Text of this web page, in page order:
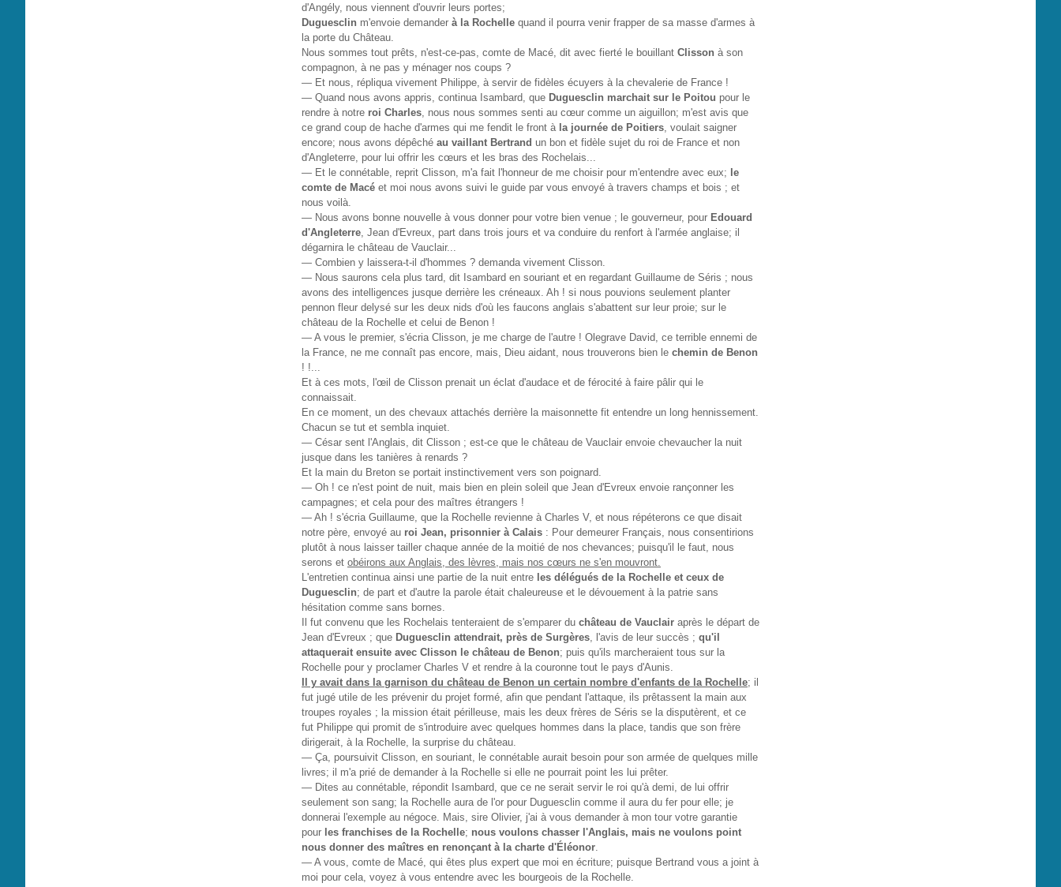
d'Angély, nous viennent d'ouvrir leurs portes;
Duguesclin m'envoie demander à la Rochelle quand il pourra venir frapper de sa masse d'armes à
la porte du Château.
Nous sommes tout prêts, n'est-ce-pas, comte de Macé, dit avec fierté le bouillant Clisson à son
compagnon, à ne pas y ménager nos coups ?
— Et nous, répliqua vivement Philippe, à servir de fidèles écuyers à la chevalerie de France !
— Quand nous avons appris, continua Isambard, que Duguesclin marchait sur le Poitou pour le
rendre à notre roi Charles, nous nous sommes senti au cœur comme un aiguillon; m'est avis que
ce grand coup de hache d'armes qui me fendit le front à la journée de Poitiers, voulait saigner
encore; nous avons dépêché au vaillant Bertrand un bon et fidèle sujet du roi de France et non
d'Angleterre, pour lui offrir les cœurs et les bras des Rochelais...
— Et le connétable, reprit Clisson, m'a fait l'honneur de me choisir pour m'entendre avec eux; le
comte de Macé et moi nous avons suivi le guide par vous envoyé à travers champs et bois ; et
nous voilà.
— Nous avons bonne nouvelle à vous donner pour votre bien venue ; le gouverneur, pour Edouard
d'Angleterre, Jean d'Evreux, part dans trois jours et va conduire du renfort à l'armée anglaise; il
dégarnira le château de Vauclair...
— Combien y laissera-t-il d'hommes ? demanda vivement Clisson.
— Nous saurons cela plus tard, dit Isambard en souriant et en regardant Guillaume de Séris ; nous
avons des intelligences jusque derrière les créneaux. Ah ! si nous pouvions seulement planter
pennon fleur delysé sur les deux nids d'où les faucons anglais s'abattent sur leur proie; sur le
château de la Rochelle et celui de Benon !
— A vous le premier, s'écria Clisson, je me charge de l'autre ! Olegrave David, ce terrible ennemi de
la France, ne me connaît pas encore, mais, Dieu aidant, nous trouverons bien le chemin de Benon
! !...
Et à ces mots, l'œil de Clisson prenait un éclat d'audace et de férocité à faire pâlir qui le
connaissait.
En ce moment, un des chevaux attachés derrière la maisonnette fit entendre un long hennissement.
Chacun se tut et sembla inquiet.
— César sent l'Anglais, dit Clisson ; est-ce que le château de Vauclair envoie chevaucher la nuit
jusque dans les tanières à renards ?
Et la main du Breton se portait instinctivement vers son poignard.
— Oh ! ce n'est point de nuit, mais bien en plein soleil que Jean d'Evreux envoie rançonner les
campagnes; et cela pour des maîtres étrangers !
— Ah ! s'écria Guillaume, que la Rochelle revienne à Charles V, et nous répéterons ce que disait
notre père, envoyé au roi Jean, prisonnier à Calais : Pour demeurer Français, nous consentirions
plutôt à nous laisser tailler chaque année de la moitié de nos chevances; puisqu'il le faut, nous
serons et obéirons aux Anglais, des lèvres, mais nos cœurs ne s'en mouvront.
L'entretien continua ainsi une partie de la nuit entre les délégués de la Rochelle et ceux de
Duguesclin; de part et d'autre la parole était chaleureuse et le dévouement à la patrie sans
hésitation comme sans bornes.
Il fut convenu que les Rochelais tenteraient de s'emparer du château de Vauclair après le départ de
Jean d'Evreux ; que Duguesclin attendrait, près de Surgères, l'avis de leur succès ; qu'il
attaquerait ensuite avec Clisson le château de Benon; puis qu'ils marcheraient tous sur la
Rochelle pour y proclamer Charles V et rendre à la couronne tout le pays d'Aunis.
Il y avait dans la garnison du château de Benon un certain nombre d'enfants de la Rochelle; il
fut jugé utile de les prévenir du projet formé, afin que pendant l'attaque, ils prêtassent la main aux
troupes royales ; la mission était périlleuse, mais les deux frères de Séris se la disputèrent, et ce
fut Philippe qui promit de s'introduire avec quelques hommes dans la place, tandis que son frère
dirigerait, à la Rochelle, la surprise du château.
— Ça, poursuivit Clisson, en souriant, le connétable aurait besoin pour son armée de quelques mille
livres; il m'a prié de demander à la Rochelle si elle ne pourrait point les lui prêter.
— Dites au connétable, répondit Isambard, que ce ne serait servir le roi qu'à demi, de lui offrir
seulement son sang; la Rochelle aura de l'or pour Duguesclin comme il aura du fer pour elle; je
donnerai l'exemple au négoce. Mais, sire Olivier, j'ai à vous demander à mon tour votre garantie
pour les franchises de la Rochelle; nous voulons chasser l'Anglais, mais ne voulons point
nous donner des maîtres en renonçant à la charte d'Éléonor.
— A vous, comte de Macé, qui êtes plus expert que moi en écriture; puisque Bertrand vous a joint à
moi pour cela, voyez à vous entendre avec les bourgeois de la Rochelle.